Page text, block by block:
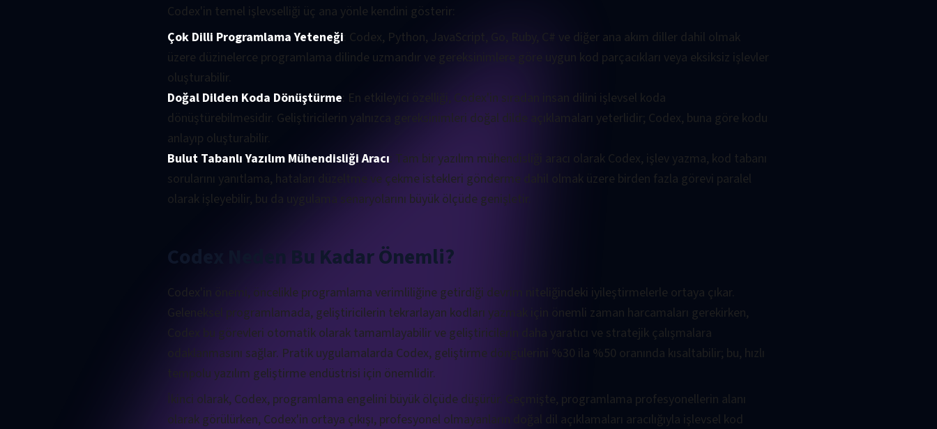
Codex'in temel işlevselliği üç ana yönle kendini gösterir:
Çok Dilli Programlama Yeteneği: Codex, Python, JavaScript, Go, Ruby, C# ve diğer ana akım diller dahil olmak
üzere düzinelerce programlama dilinde uzmandır ve gereksinimlere göre uygun kod parçacıkları veya eksiksiz işlevler
oluşturabilir.
Doğal Dilden Koda Dönüştürme: En etkileyici özelliği, Codex'in sıradan insan dilini işlevsel koda
dönüştürebilmesidir. Geliştiricilerin yalnızca gereksinimleri doğal dilde açıklamaları yeterlidir; Codex, buna göre kodu
anlayıp oluşturabilir.
Bulut Tabanlı Yazılım Mühendisliği Aracı: Tam bir yazılım mühendisliği aracı olarak Codex, işlev yazma, kod tabanı
sorularını yanıtlama, hataları düzeltme ve çekme istekleri gönderme dahil olmak üzere birden fazla görevi paralel
olarak işleyebilir, bu da uygulama senaryolarını büyük ölçüde genişletir.
Codex Neden Bu Kadar Önemli?
Codex'in önemi, öncelikle programlama verimliliğine getirdiği devrim niteliğindeki iyileştirmelerle ortaya çıkar.
Geleneksel programlamada, geliştiricilerin tekrarlayan kodları yazmak için önemli zaman harcamaları gerekirken,
Codex bu görevleri otomatik olarak tamamlayabilir ve geliştiricilerin daha yaratıcı ve stratejik çalışmalara
odaklanmasını sağlar. Pratik uygulamalarda Codex, geliştirme döngülerini %30 ila %50 oranında kısaltabilir; bu, hızlı
tempolu yazılım geliştirme endüstrisi için önemlidir.
İkinci olarak, Codex, programlama engelini büyük ölçüde düşürür. Geçmişte, programlama profesyonellerin alanı
olarak görülürken, Codex'in ortaya çıkışı, profesyonel olmayanların doğal dil açıklamaları aracılığıyla işlevsel kod